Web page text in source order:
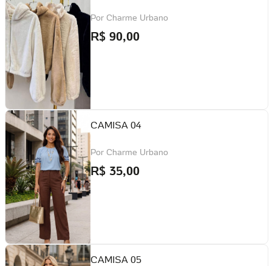
Por Charme Urbano
R$ 90,00
CAMISA 04
Por Charme Urbano
R$ 35,00
CAMISA 05